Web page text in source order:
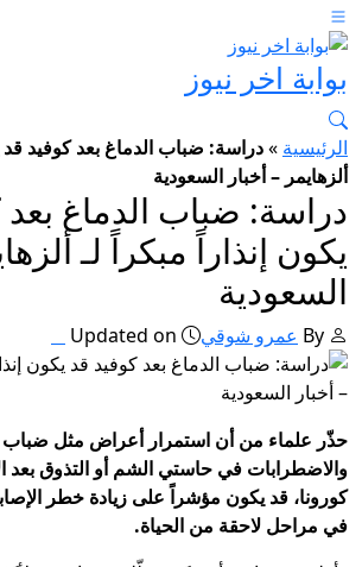
بوابة اخر نيوز
الرئيسية »دراسة: ضباب الدماغ بعد كوفيد قد
ألزهايمر – أخبار السعودية
دراسة: ضباب الدماغ بعد
يكون إنذاراً مبكراً لـ
السعودية
By عمرو شوقي Updated on
حذّر علماء من أن استمرار أعراض مثل ضباب
والاضطرابات في حاستي الشم أو التذوق بعد
كورونا، قد يكون مؤشراً على زيادة خطر
في مراحل لاحقة من الحياة.